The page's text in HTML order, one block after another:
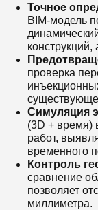
Точное
BIM-модель
конструкций,
проверка
Симуляция
(3D + время)
работ,
временного
Контроль
сравнение
позволяет
миллиметра.